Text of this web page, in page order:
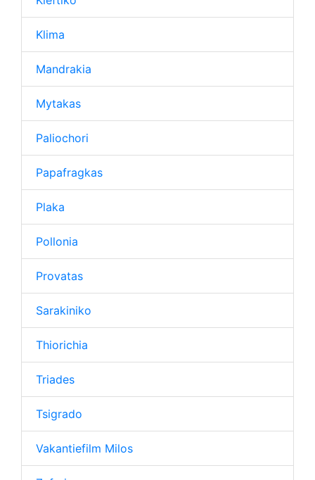
Klima
Mandrakia
Mytakas
Paliochori
Papafragkas
Plaka
Pollonia
Provatas
Sarakiniko
Thiorichia
Triades
Tsigrado
Vakantiefilm Milos